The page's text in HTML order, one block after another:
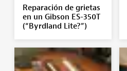
Reparación de grietas
en un Gibson ES-350T
(“Byrdland Lite?”)